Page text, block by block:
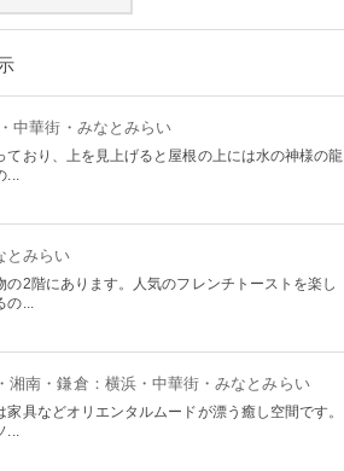
中華街・みなとみらい
おり、上を見上げると屋根の上には水の神様の龍
...
とみらい
2階にあります。人気のフレンチトーストを楽し
の...
湘南・鎌倉：横浜・中華街・みなとみらい
具などオリエンタルムードが漂う癒し空間です。
...